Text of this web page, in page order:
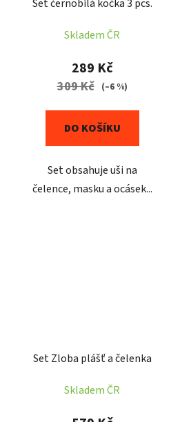
Set černobílá kočka 3 pcs.
Skladem ČR
289 Kč
309 Kč (–6 %)
DO KOŠÍKU
Set obsahuje uši na
čelence, masku a ocásek...
Set Zloba plášť a čelenka
Skladem ČR